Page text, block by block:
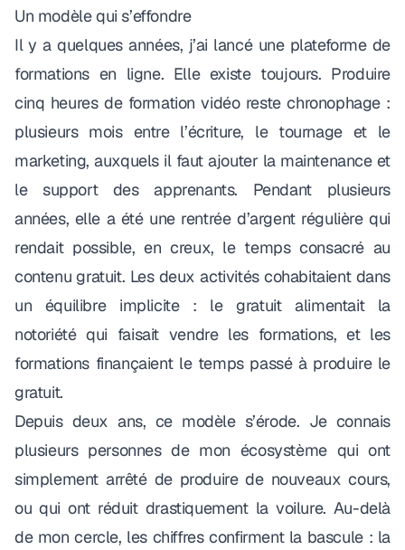
Un modèle qui s’effondre
Il y a quelques années, j’ai lancé une plateforme de
formations en ligne. Elle existe toujours. Produire
cinq heures de formation vidéo reste chronophage :
plusieurs mois entre l’écriture, le tournage et le
marketing, auxquels il faut ajouter la maintenance et
le support des apprenants. Pendant plusieurs
années, elle a été une rentrée d’argent régulière qui
rendait possible, en creux, le temps consacré au
contenu gratuit. Les deux activités cohabitaient dans
un équilibre implicite : le gratuit alimentait la
notoriété qui faisait vendre les formations, et les
formations finançaient le temps passé à produire le
gratuit.
Depuis deux ans, ce modèle s’érode. Je connais
plusieurs personnes de mon écosystème qui ont
simplement arrêté de produire de nouveaux cours,
ou qui ont réduit drastiquement la voilure. Au-delà
de mon cercle, les chiffres confirment la bascule : la